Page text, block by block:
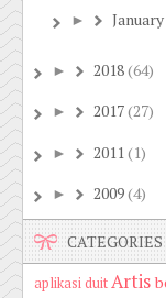
►
► 2018(64)
► 2017(27)
► 2011(1)
► 2009(4)
CATEGORIES
aplikasi duitArtis